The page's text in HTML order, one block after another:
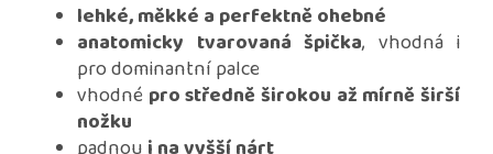
lehké, měkké a perfektně ohebné
anatomicky tvarovaná špička, vhodná i
pro dominantní palce
vhodné pro středně širokou až mírně širší
nožku